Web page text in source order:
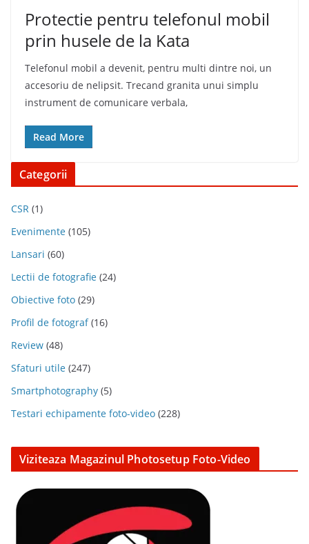
Protectie pentru telefonul mobil
prin husele de la Kata
Telefonul mobil a devenit, pentru multi dintre noi, un
accesoriu de nelipsit. Trecand granita unui simplu
instrument de comunicare verbala,
Read More
Categorii
CSR (1)
Evenimente (105)
Lansari (60)
Lectii de fotografie (24)
Obiective foto (29)
Profil de fotograf(16)
Review (48)
Sfaturi utile (247)
Smartphotography (5)
Testari echipamente foto-video (228)
Viziteaza Magazinul Photosetup Foto-Video